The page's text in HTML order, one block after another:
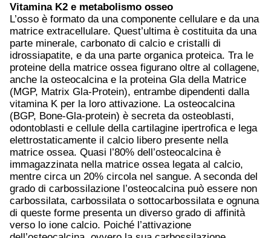
Vitamina K2 e metabolismo osseo
L’osso è formato da una componente cellulare e da una
matrice extracellulare. Quest’ultima è costituita da una
parte minerale, carbonato di calcio e cristalli di
idrossiapatite, e da una parte organica proteica. Tra le
proteine della matrice ossea figurano oltre al collagene,
anche la osteocalcina e la proteina Gla della Matrice
(MGP, Matrix Gla-Protein), entrambe dipendenti dalla
vitamina K per la loro attivazione. La osteocalcina
(BGP, Bone-Gla-protein) è secreta da osteoblasti,
odontoblasti e cellule della cartilagine ipertrofica e lega
elettrostaticamente il calcio libero presente nella
matrice ossea. Quasi l’80% dell’osteocalcina è
immagazzinata nella matrice ossea legata al calcio,
mentre circa un 20% circola nel sangue. A seconda del
grado di carbossilazione l’osteocalcina può essere non
carbossilata, carbossilata o sottocarbossilata e ognuna
di queste forme presenta un diverso grado di affinità
verso lo ione calcio. Poiché l’attivazione